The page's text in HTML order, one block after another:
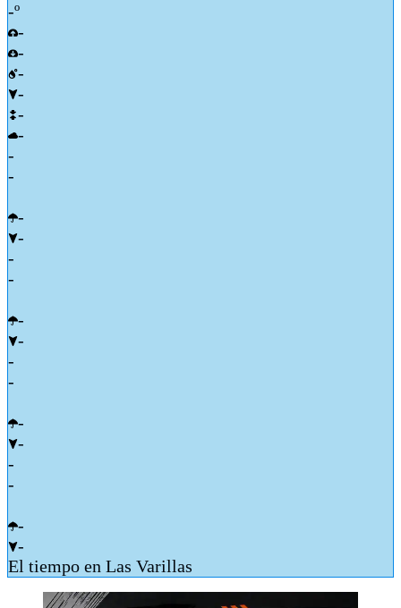
-º
-
-
-
-
-
-
-
-
-
-
-
-
-
-
-
-
-
-
-
-
-
-
El tiempo en Las Varillas